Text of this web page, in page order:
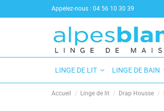
Appelez-nous : 04 56 10 30 39
LINGE DE LIT LINGE DE BAIN
Accueil Linge de lit Drap Housse